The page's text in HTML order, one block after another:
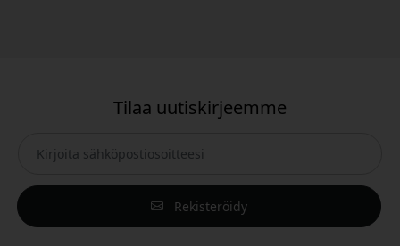
Tilaa uutiskirjeemme
Rekisteröidy